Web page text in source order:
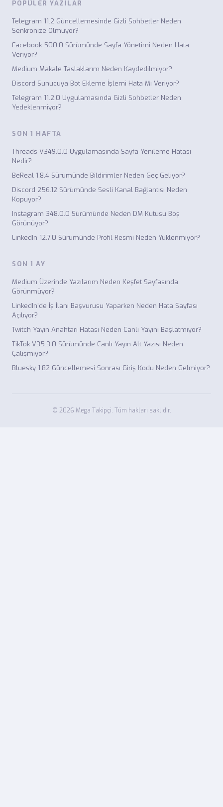
POPÜLER YAZILAR
Telegram 11.2 Güncellemesinde Gizli Sohbetler Neden
Senkronize Olmuyor?
Facebook 500.0 Sürümünde Sayfa Yönetimi Neden Hata
Veriyor?
Medium Makale Taslaklarım Neden Kaydedilmiyor?
Discord Sunucuya Bot Ekleme İşlemi Hata Mı Veriyor?
Telegram 11.2.0 Uygulamasında Gizli Sohbetler Neden
Yedeklenmiyor?
SON 1 HAFTA
Threads V349.0.0 Uygulamasında Sayfa Yenileme Hatası
Nedir?
BeReal 1.8.4 Sürümünde Bildirimler Neden Geç Geliyor?
Discord 256.12 Sürümünde Sesli Kanal Bağlantısı Neden
Kopuyor?
Instagram 348.0.0 Sürümünde Neden DM Kutusu Boş
Görünüyor?
LinkedIn 12.7.0 Sürümünde Profil Resmi Neden Yüklenmiyor?
SON 1 AY
Medium Üzerinde Yazılarım Neden Keşfet Sayfasında
Görünmüyor?
LinkedIn'de İş İlanı Başvurusu Yaparken Neden Hata Sayfası
Açılıyor?
Twitch Yayın Anahtarı Hatası Neden Canlı Yayını Başlatmıyor?
TikTok V35.3.0 Sürümünde Canlı Yayın Alt Yazısı Neden
Çalışmıyor?
Bluesky 1.82 Güncellemesi Sonrası Giriş Kodu Neden Gelmiyor?
© 2026 Mega Takipçi. Tüm hakları saklıdır.